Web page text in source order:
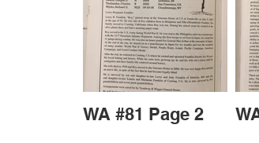
WA #81 Page 2